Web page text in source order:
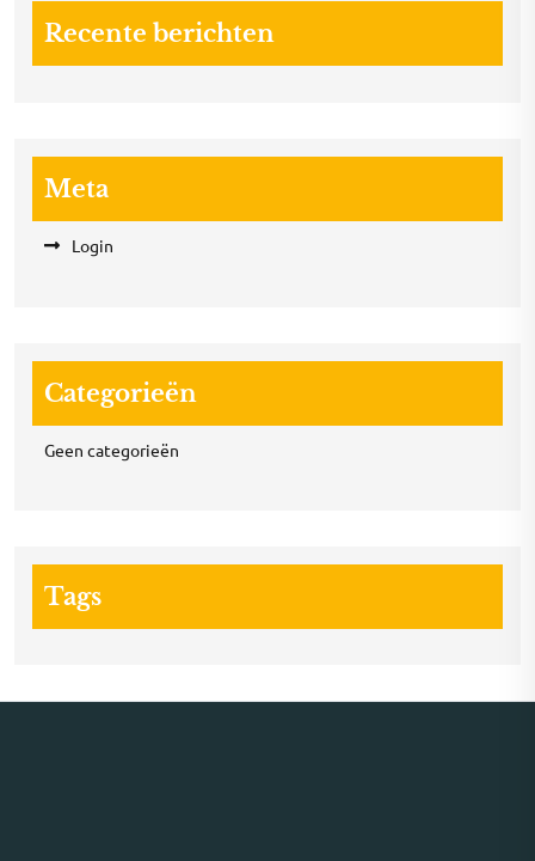
Recente berichten
Meta
Login
Categorieën
Geen categorieën
Tags